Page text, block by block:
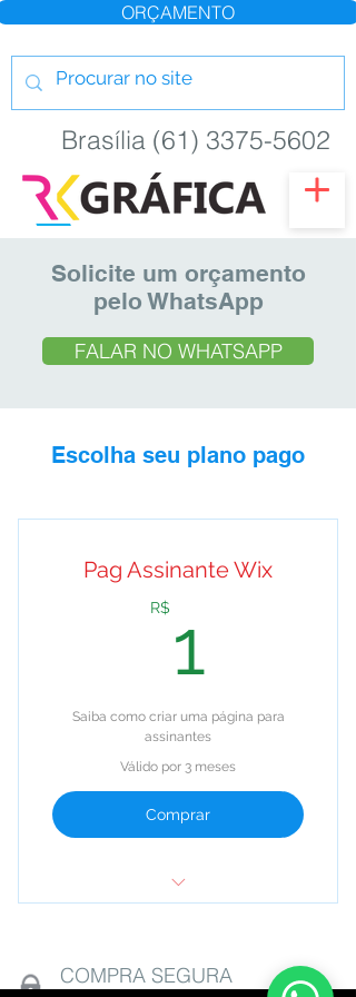
ORÇAMENTO
Brasília (61) 3375-5602
Solicite um orçamento
pelo WhatsApp
FALAR NO WHATSAPP
Escolha seu plano pago
Pag Assinante Wix
R$ 1
Saiba como criar uma página para
assinantes
Válido por 3 meses
Comprar
Uma dica Bônus
COMPRA SEGURA